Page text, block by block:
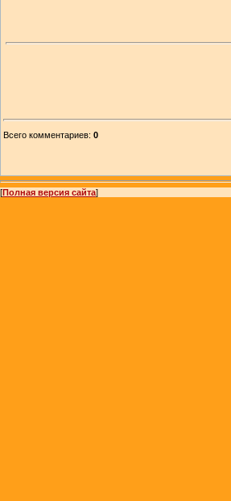
Всего комментариев: 0
[Полная версия сайта]